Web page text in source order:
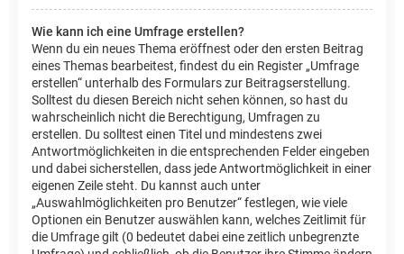
Wie kann ich eine Umfrage erstellen?
Wenn du ein neues Thema eröffnest oder den ersten Beitrag
eines Themas bearbeitest, findest du ein Register „Umfrage
erstellen“ unterhalb des Formulars zur Beitragserstellung.
Solltest du diesen Bereich nicht sehen können, so hast du
wahrscheinlich nicht die Berechtigung, Umfragen zu
erstellen. Du solltest einen Titel und mindestens zwei
Antwortmöglichkeiten in die entsprechenden Felder eingeben
und dabei sicherstellen, dass jede Antwortmöglichkeit in einer
eigenen Zeile steht. Du kannst auch unter
„Auswahlmöglichkeiten pro Benutzer“ festlegen, wie viele
Optionen ein Benutzer auswählen kann, welches Zeitlimit für
die Umfrage gilt (0 bedeutet dabei eine zeitlich unbegrenzte